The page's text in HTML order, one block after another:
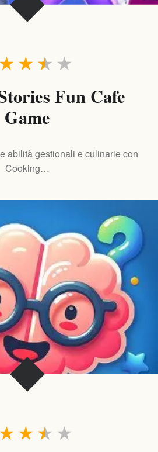
★
★
★
★
Fun Cafe
Game
abilità gestionali e culinarie con
Cooking…
★
★
★
★